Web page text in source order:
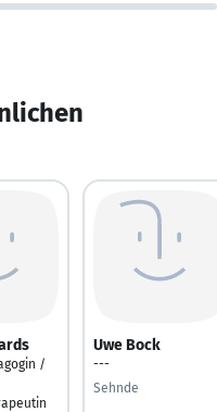
/
Uwe Bock
---
Sehnde